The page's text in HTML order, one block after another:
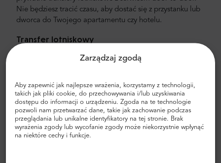
Zarządzaj zgodą
Aby zapewnić jak najlepsze wrażenia, korzystamy z technologii,
takich jak pliki cookie, do przechowywania i/lub uzyskiwania
dostępu do informacji o urządzeniu. Zgoda na te technologie
pozwoli nam przetwarzać dane, takie jak zachowanie podczas
przeglądania lub unikalne identyfikatory na tej stronie. Brak
wyrażenia zgody lub wycofanie zgody może niekorzystnie wpłynąć
na niektóre cechy i funkcje.
Nie będziesz tracić czasu, aby dostać się z przystanku lub
dworca do Twojego apartamentu czy hotelu.
Transfer lotniskowy
Szukasz taniej i sprawdzonej usługi transportowej z
usługę door-to-door, w nowych, komfortowych,
klimatyzowanych minivanach i minibusach marki
Mercedes-Benz. Naszą załogę stanowią doświadczeni
kierowcy, mówiący również w języku angielskim.
Cena za transfer lotniskowy